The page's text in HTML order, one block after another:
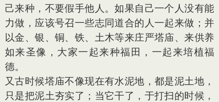
己来种，不要假手他人。如果自己一个人没有能
力做，应该号召一些志同道合的人一起来做；并
以金、银、铜、铁、土木等来庄严塔庙、来供养
如来圣像，大家一起来种福田，一起来培植福
德。
又古时候塔庙不像现在有水泥地，都是泥土地，
只是把泥土夯实了；当它干了，于打扫的时候，